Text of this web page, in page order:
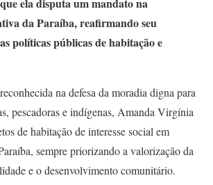
ela disputa um mandato na
da Paraíba, reafirmando seu
políticas públicas de habitação e
na defesa da moradia digna para
pescadoras e indígenas, Amanda Virgínia
de habitação de interesse social em
sempre priorizando a valorização da
e o desenvolvimento comunitário.